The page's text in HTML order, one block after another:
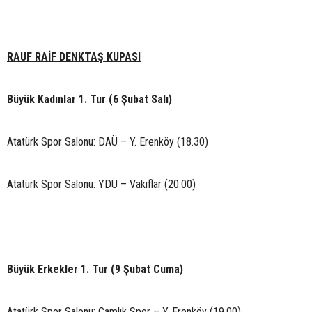
RAUF RAİF DENKTAŞ KUPASI
Büyük Kadınlar 1. Tur (6 Şubat Salı)
Atatürk Spor Salonu: DAÜ – Y. Erenköy (18.30)
Atatürk Spor Salonu: YDÜ – Vakıflar (20.00)
Büyük Erkekler 1. Tur (9 Şubat Cuma)